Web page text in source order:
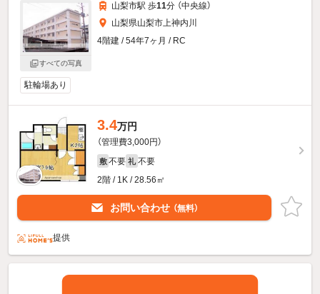
すべての写真
山梨市駅 歩11分 （中央線）
山梨県山梨市上神内川
4階建 / 54年7ヶ月 / RC
駐輪場あり
3.4万円
（管理費3,000円）
敷 不要 礼 不要
2階 / 1K / 28.56㎡
お問い合わせ （無料）
提供